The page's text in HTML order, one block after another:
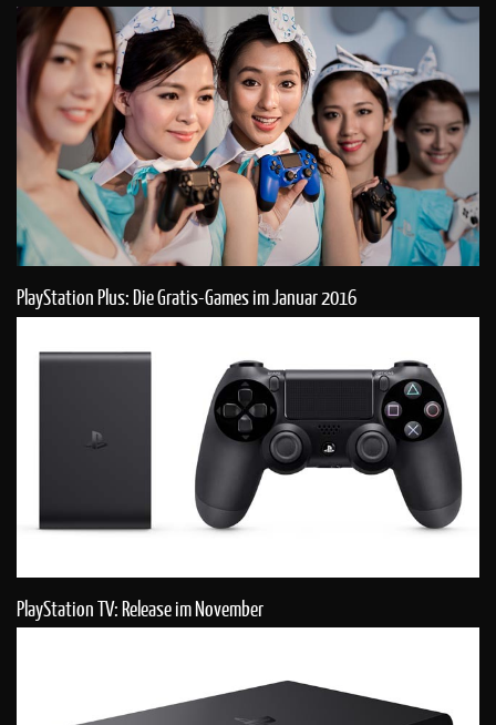
PlayStation Plus: Die Gratis-Games im Januar 2016
PlayStation TV: Release im November